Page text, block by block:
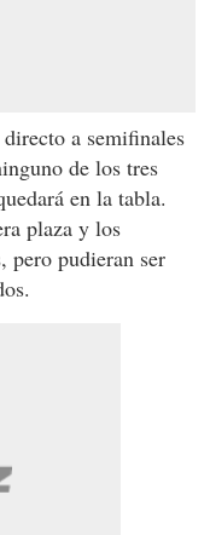
a semifinales
de los tres
en la tabla.
plaza y los
pero pudieran ser